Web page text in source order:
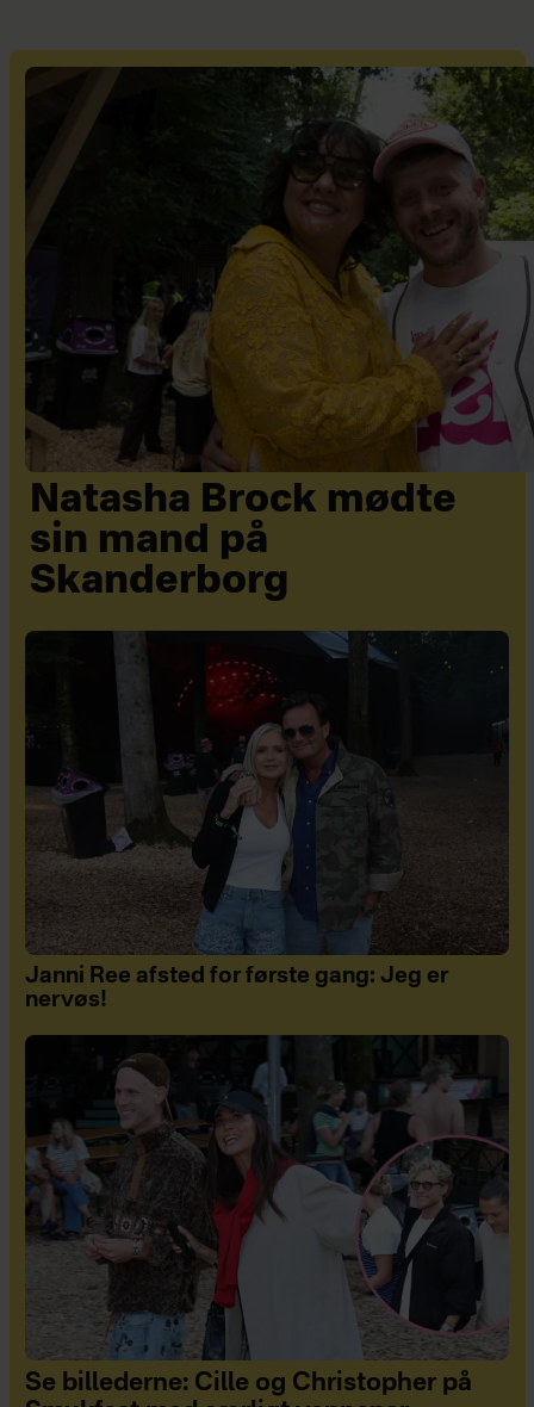
Natasha Brock mødte
sin mand på
Skanderborg
Janni Ree afsted for første gang: Jeg er
nervøs!
Se billederne: Cille og Christopher på